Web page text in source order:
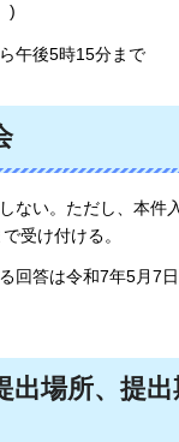
)
午後5時15分まで
ない。ただし、本件
受け付ける。
回答は令和7年5月7
出場所、提